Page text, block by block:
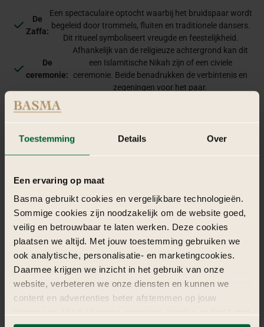
Toestemming Details Over
Een ervaring op maat
Basma gebruikt cookies en vergelijkbare technologieën.
Sommige cookies zijn noodzakelijk om de website goed,
veilig en betrouwbaar te laten werken. Deze cookies
plaatsen we altijd. Met jouw toestemming gebruiken we
ook analytische, personalisatie- en marketingcookies.
Daarmee krijgen we inzicht in het gebruik van onze
website, verbeteren we onze diensten en kunnen we
content en advertenties beter afstemmen op jouw
De
Zaffa:
Een spectaculaire optocht waarbij het bruidspaar wordt
begeleid door trommels, fluiten en traditionele dansers.
Dit ritueel symboliseert vreugde en feestelijkheid.
De
ceremonie:
Afhankelijk van de religieuze achtergrond kan dit
een Islamitische Nikah zijn of een civiele
ceremonie. Beide benadrukken de verbintenis en
zegeningen voor het paar.
Het
Na de ceremonie volgt een uitbundig diner en dansfeest.
Traditionele muziek en volksdansen, zoals de Dabke,
brengen de gasten samen op de dansvloer.